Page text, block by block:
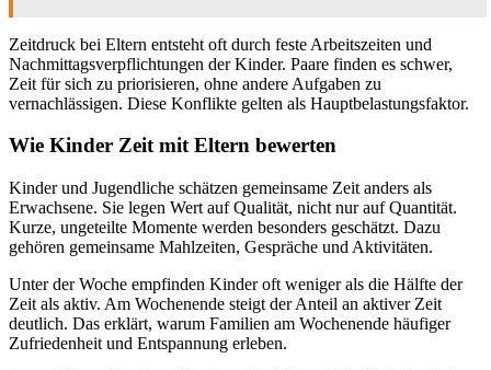
Zeitdruck bei Eltern entsteht oft durch feste Arbeitszeiten und
Nachmittagsverpflichtungen der Kinder. Paare finden es schwer,
Zeit für sich zu priorisieren, ohne andere Aufgaben zu
vernachlässigen. Diese Konflikte gelten als Hauptbelastungsfaktor.
Wie Kinder Zeit mit Eltern bewerten
Kinder und Jugendliche schätzen gemeinsame Zeit anders als
Erwachsene. Sie legen Wert auf Qualität, nicht nur auf Quantität.
Kurze, ungeteilte Momente werden besonders geschätzt. Dazu
gehören gemeinsame Mahlzeiten, Gespräche und Aktivitäten.
Unter der Woche empfinden Kinder oft weniger als die Hälfte der
Zeit als aktiv. Am Wochenende steigt der Anteil an aktiver Zeit
deutlich. Das erklärt, warum Familien am Wochenende häufiger
Zufriedenheit und Entspannung erleben.